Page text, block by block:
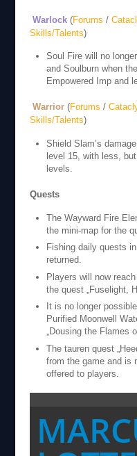
Warlock(Forums /
Skills/Talents)
Soul Fire will no
and Soulburn when
Empowered Imp and
Warrior(Forums /
Skills/Talents)
Shield Slam’s
level 15, with less,
levels.
Quests
The Wayward Fire
the mini-map for the
Fishing daily quests
returned.
Players will now
the quest „Fuselight,
It is no longer
Purified Moonwell
„Dousing the Flames
The tauren quest
from the game and is
offered to players.